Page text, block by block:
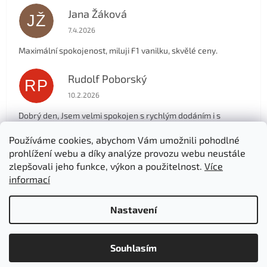
Používáme cookies, abychom Vám umožnili pohodlné
prohlížení webu a díky analýze provozu webu neustále
zlepšovali jeho funkce, výkon a použitelnost. Více
informací
Nastavení
Souhlasím
JŽ Jana Žáková
Hodnocení obchodu je 5 z 5 hvězdiček.
7.4.2026
Maximální spokojenost, miluji F1 vanilku, skvělé ceny.
RP Rudolf Poborský
Hodnocení obchodu je 5 z 5 hvězdiček.
10.2.2026
Dobrý den, Jsem velmi spokojen s rychlým dodáním i s
manželku. Děkuji .
Zobrazit další hodnocení
Vytvořil Shoptet
Herbastyle.cz. Všechna práva vyhrazena.